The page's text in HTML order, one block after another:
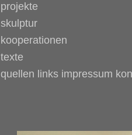
projekte
skulptur
kooperationen
texte
quellen links impressum